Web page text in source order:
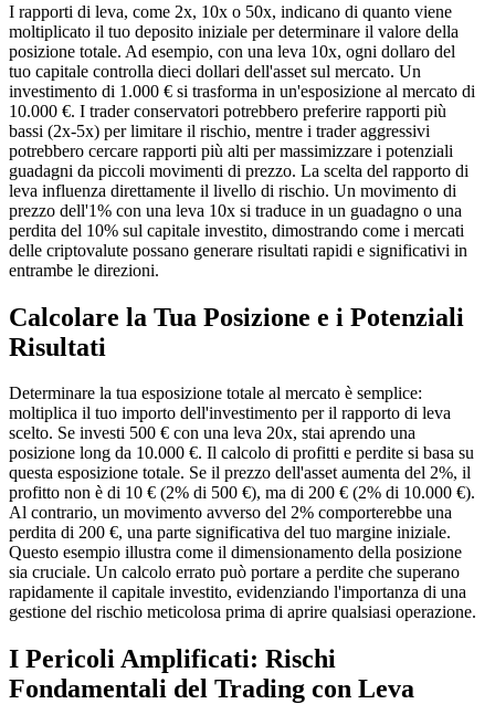
I rapporti di leva, come 2x, 10x o 50x, indicano di quanto viene
moltiplicato il tuo deposito iniziale per determinare il valore della
posizione totale. Ad esempio, con una leva 10x, ogni dollaro del
tuo capitale controlla dieci dollari dell'asset sul mercato. Un
investimento di 1.000 € si trasforma in un'esposizione al mercato di
10.000 €. I trader conservatori potrebbero preferire rapporti più
bassi (2x-5x) per limitare il rischio, mentre i trader aggressivi
potrebbero cercare rapporti più alti per massimizzare i potenziali
guadagni da piccoli movimenti di prezzo. La scelta del rapporto di
leva influenza direttamente il livello di rischio. Un movimento di
prezzo dell'1% con una leva 10x si traduce in un guadagno o una
perdita del 10% sul capitale investito, dimostrando come i mercati
delle criptovalute possano generare risultati rapidi e significativi in
entrambe le direzioni.
Calcolare la Tua Posizione e i Potenziali
Risultati
Determinare la tua esposizione totale al mercato è semplice:
moltiplica il tuo importo dell'investimento per il rapporto di leva
scelto. Se investi 500 € con una leva 20x, stai aprendo una
posizione long da 10.000 €. Il calcolo di profitti e perdite si basa su
questa esposizione totale. Se il prezzo dell'asset aumenta del 2%, il
profitto non è di 10 € (2% di 500 €), ma di 200 € (2% di 10.000 €).
Al contrario, un movimento avverso del 2% comporterebbe una
perdita di 200 €, una parte significativa del tuo margine iniziale.
Questo esempio illustra come il dimensionamento della posizione
sia cruciale. Un calcolo errato può portare a perdite che superano
rapidamente il capitale investito, evidenziando l'importanza di una
gestione del rischio meticolosa prima di aprire qualsiasi operazione.
I Pericoli Amplificati: Rischi
Fondamentali del Trading con Leva